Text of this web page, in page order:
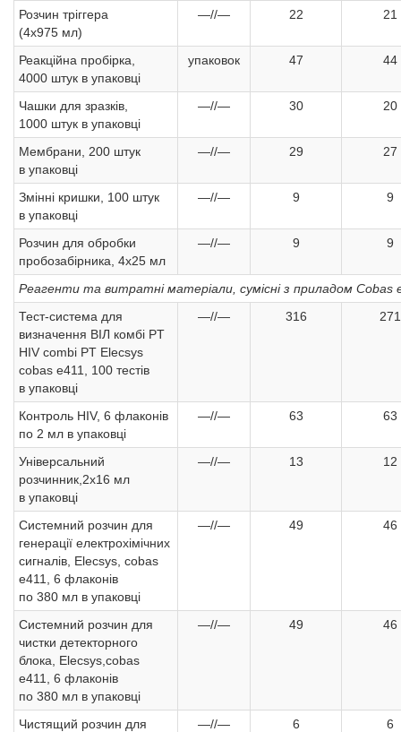
Розчин тріггера
(4х975 мл)
—//— 22 21
Реакційна пробірка,
4000 штук в упаковці
упаковок 47 44
Чашки для зразків,
1000 штук в упаковці
—//— 30 20
Мембрани, 200 штук
в упаковці
—//— 29 27
Змінні кришки, 100 штук
в упаковці
—//— 9 9
Розчин для обробки
пробозабірника, 4х25 мл
—//— 9 9
Реагенти та витратні матеріали, сумісні з приладом Cobas
Тест-система для
визначення ВІЛ комбі PT
HIV combi PT Elecsys
cobas e411, 100 тестів
в упаковці
—//— 316 271
Контроль HIV, 6 флаконів
по 2 мл в упаковці
—//— 63 63
Універсальний
розчинник,2х16 мл
в упаковці
—//— 13 12
Системний розчин для
генерації електрохімічних
сигналів, Elecsys, cobas
e411, 6 флаконів
по 380 мл в упаковці
—//— 49 46
Системний розчин для
чистки детекторного
блока, Elecsys,cobas
e411, 6 флаконів
по 380 мл в упаковці
—//— 49 46
Чистящий розчин для
—//— 6 6